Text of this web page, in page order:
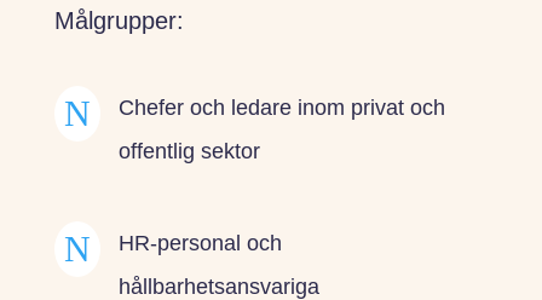
Målgrupper:
N
Chefer och ledare inom privat och
offentlig sektor
N
HR-personal och
hållbarhetsansvariga